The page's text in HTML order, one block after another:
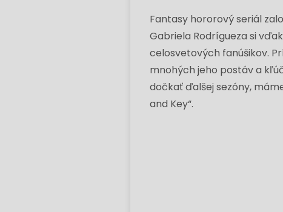
Fantasy hororový seriál
Gabriela Rodrígueza si
celosvetových fanúšikov.
mnohých jeho postáv a
dočkať ďalšej sezóny,
and Key“.